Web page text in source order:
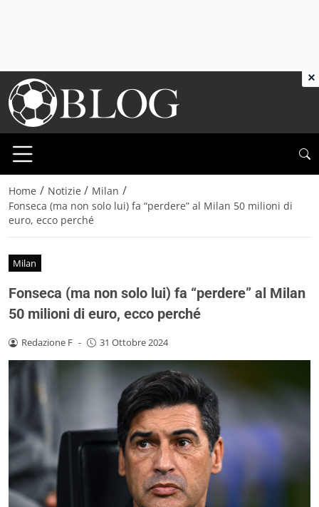
Home / Notizie / Milan /
Fonseca (ma non solo lui) fa “perdere” al Milan 50 milioni di
euro, ecco perché
Milan
Fonseca (ma non solo lui) fa “perdere” al Milan
50 milioni di euro, ecco perché
Redazione F - 31 Ottobre 2024
×